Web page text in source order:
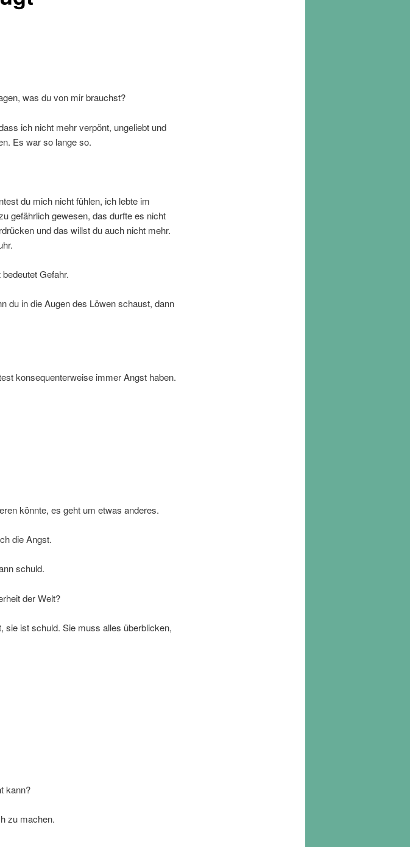
was du von mir brauchst?
ich nicht mehr verpönt, ungeliebt und
Es war so lange so.
du mich nicht fühlen, ich lebte im
gefährlich gewesen, das durfte es nicht
und das willst du auch nicht mehr.
Gefahr.
du in die Augen des Löwen schaust, dann
konsequenterweise immer Angst haben.
könnte, es geht um etwas anderes.
die Angst.
schuld.
der Welt?
ist schuld. Sie muss alles überblicken,
kann?
zu machen.